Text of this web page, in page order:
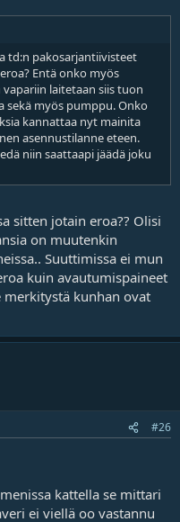
td:n pakosarjantiivisteet
Entä onko myös
laitetaan siis tuon
sekä myös pumppu. Onko
kannattaa nyt mainita
asennustilanne eteen.
niin saattaapi jäädä joku
sitten jotain eroa?? Olisi
on muutenkin
Suuttimissa ei mun
kuin avautumispaineet
merkitystä kunhan ovat
#26
kattella se mittari
ei viellä oo vastannu